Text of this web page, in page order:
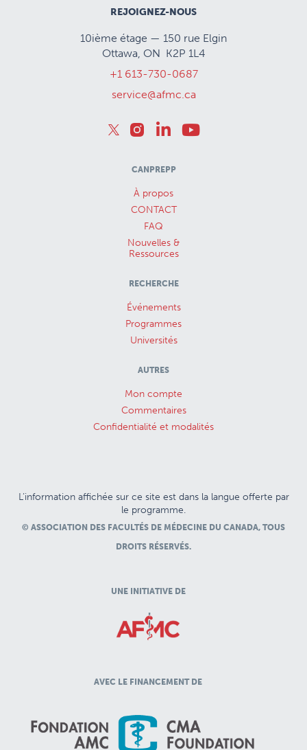
REJOIGNEZ-NOUS
10ième étage — 150 rue Elgin
Ottawa, ON K2P 1L4
+1 613-730-0687
service@afmc.ca
CANPREPP
À propos
CONTACT
FAQ
Nouvelles &
Ressources
RECHERCHE
Événements
Programmes
Universités
AUTRES
Mon compte
Commentaires
Confidentialité et modalités
L’information affichée sur ce site est dans la langue offerte par
le programme.
© ASSOCIATION DES FACULTÉS DE MÉDECINE DU CANADA, TOUS
DROITS RÉSERVÉS.
UNE INITIATIVE DE
AVEC LE FINANCEMENT DE